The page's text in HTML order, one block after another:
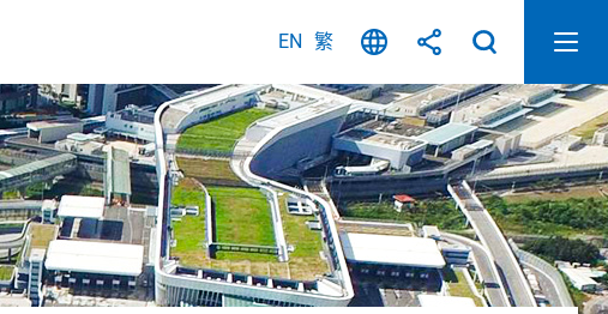
EN 繁